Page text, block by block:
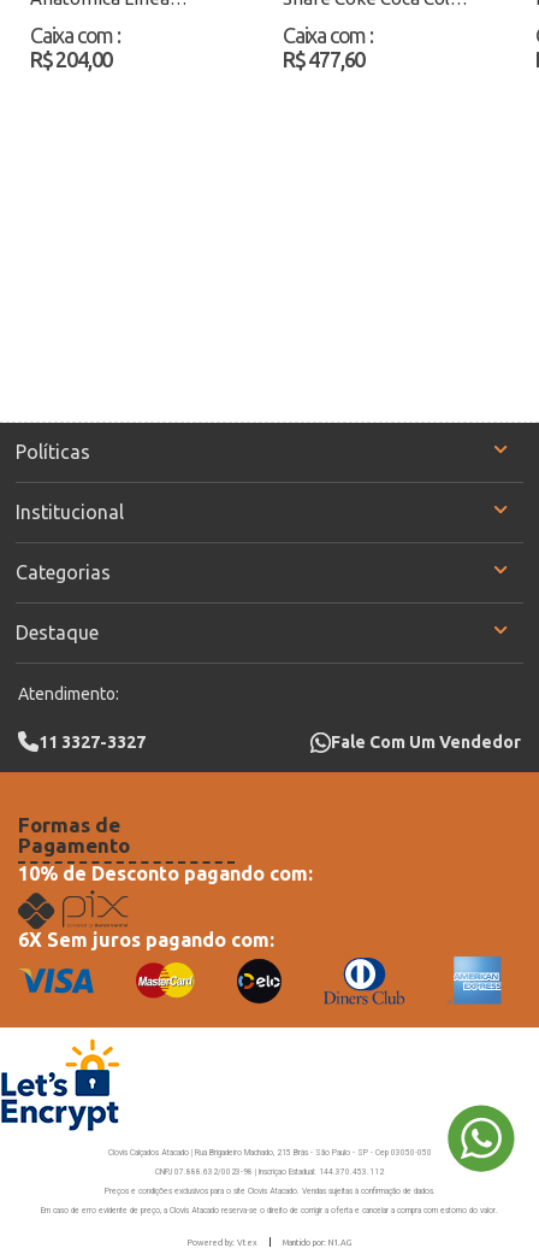
Atacado
Caixa com :
R$ 204,00
Branco/Vermelho
Atacado
Caixa com :
R$ 477,60
Políticas
Institucional
Categorias
Destaque
Atendimento:
11 3327-3327 Fale Com Um Vendedor
Formas de
Pagamento
10% de Desconto pagando com:
6X Sem juros pagando com:
Clovis Calçados Atacado | Rua Brigadeiro Machado, 215 Brás - São Paulo - SP - Cep 03050-050
CNPJ 07.888.632/0023-98 | Inscriçao Estadual: 144.370.453.112
Preços e condições exclusivos para o site Clovis Atacado. Vendas sujeitas à confirmação de dados.
Em caso de erro evidente de preço, a Clovis Atacado reserva-se o direito de corrigir a oferta e cancelar a compra com estorno do valor.
Powered by: Vtex Mantido por: N1.AG